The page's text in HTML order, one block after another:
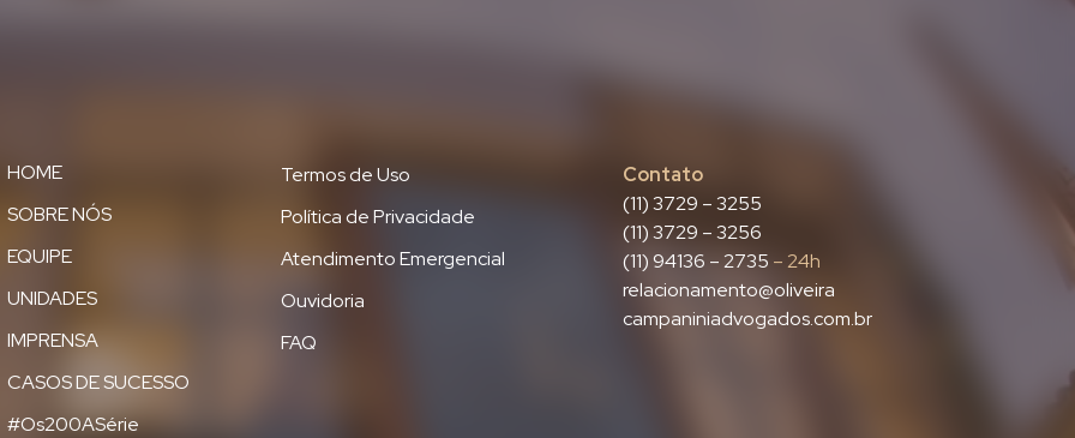
HOME
SOBRE NÓS
EQUIPE
UNIDADES
IMPRENSA
CASOS DE SUCESSO
#Os200ASérie
Termos de Uso
Política de Privacidade
Atendimento Emergencial
Ouvidoria
FAQ
Contato
(11) 3729 – 3255
(11) 3729 – 3256
(11) 94136 – 2735 – 24h
relacionamento@oliveira
campaniniadvogados.com.br